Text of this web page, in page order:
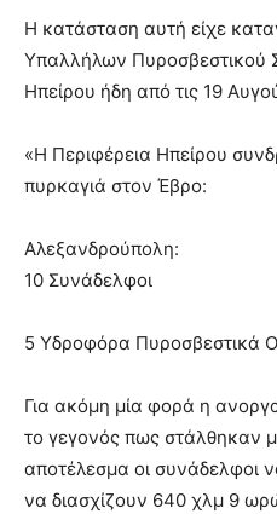
Η κατάσταση αυτή είχε
Υπαλλήλων Πυροσβεστικού
Ηπείρου ήδη από τις 19
«Η Περιφέρεια Ηπείρου
πυρκαγιά στον Έβρο:
Αλεξανδρούπολη:
10 Συνάδελφοι
5 Υδροφόρα Πυροσβεστικά
Για ακόμη μία φορά η
το γεγονός πως στάλθηκαν
αποτέλεσμα οι συνάδελφοι
να διασχίζουν 640 χλμ 9